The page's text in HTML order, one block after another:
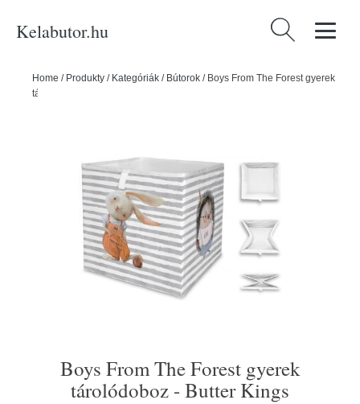
Kelabutor.hu Keresés:
Home / Produkty / Kategóriák / Bútorok / Boys From The Forest gyerek
tárolódoboz - Butter Kings
Boys From The Forest gyerek
tárolódoboz - Butter Kings